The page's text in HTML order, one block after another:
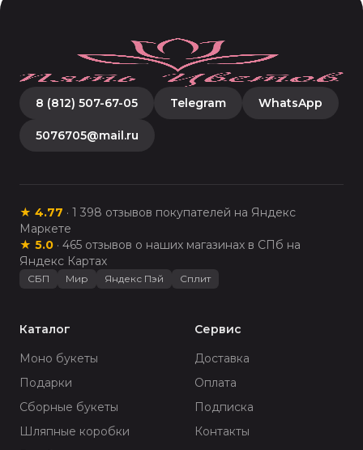
8 (812) 507-67-05 Telegram WhatsApp
5076705@mail.ru
★ 4.77 · 1 398 отзывов покупателей на Яндекс
Маркете
★ 5.0 · 465 отзывов о наших магазинах в СПб на
Яндекс Картах
СБП Мир Яндекс Пэй Сплит
Каталог
Моно букеты
Подарки
Сборные букеты
Шляпные коробки
Сервис
Доставка
Оплата
Подписка
Контакты